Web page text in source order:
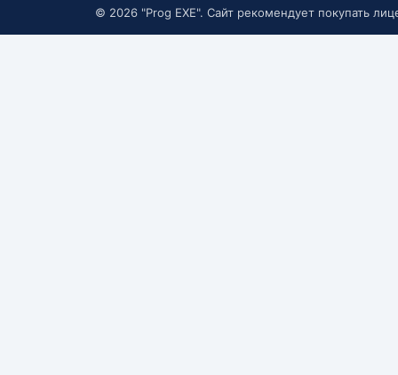
© 2026 "Prog EXE". Сайт рекомендует покупать